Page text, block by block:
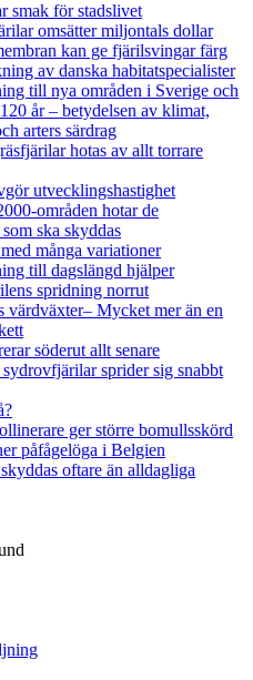
smak för stadslivet
omsätter miljontals dollar
kan ge fjärilsvingar färg
av danska habitatspecialister
till nya områden i Sverige och
år– betydelsen av klimat,
arters särdrag
hotas av allt torrare
utvecklingshastighet
områden hotar de
ska skyddas
många variationer
till dagslängd hjälper
spridning norrut
värdväxter– Mycket mer än en
söderut allt senare
sprider sig snabbt
ger större bomullsskörd
påfågelöga i Belgien
oftare än alldagliga